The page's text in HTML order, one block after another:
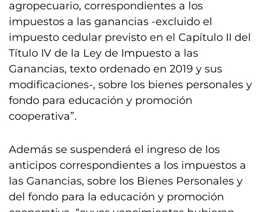
agropecuario, correspondientes a los
impuestos a las ganancias -excluido el
impuesto cedular previsto en el Capítulo II del
Título IV de la Ley de Impuesto a las
Ganancias, texto ordenado en 2019 y sus
modificaciones-, sobre los bienes personales y
fondo para educación y promoción
cooperativa”.
Además se suspenderá el ingreso de los
anticipos correspondientes a los impuestos a
las Ganancias, sobre los Bienes Personales y
del fondo para la educación y promoción